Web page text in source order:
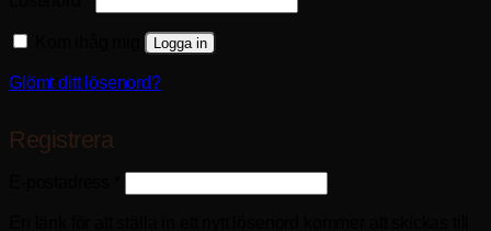
Logga in
Glömt ditt lösenord?
Registrera